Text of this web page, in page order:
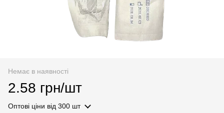
Немає в наявності
2.58 грн/шт
Оптові ціни від 300 шт